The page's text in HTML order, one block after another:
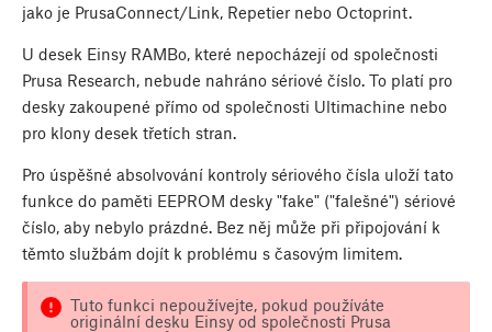
jako je PrusaConnect/Link, Repetier nebo Octoprint.
U desek Einsy RAMBo, které nepocházejí od společnosti
Prusa Research, nebude nahráno sériové číslo. To platí pro
desky zakoupené přímo od společnosti Ultimachine nebo
pro klony desek třetích stran.
Pro úspěšné absolvování kontroly sériového čísla uloží tato
funkce do paměti EEPROM desky "fake" ("falešné") sériové
číslo, aby nebylo prázdné. Bez něj může při připojování k
těmto službám dojít k problému s časovým limitem.
Tuto funkci nepoužívejte, pokud používáte
originální desku Einsy od společnosti Prusa